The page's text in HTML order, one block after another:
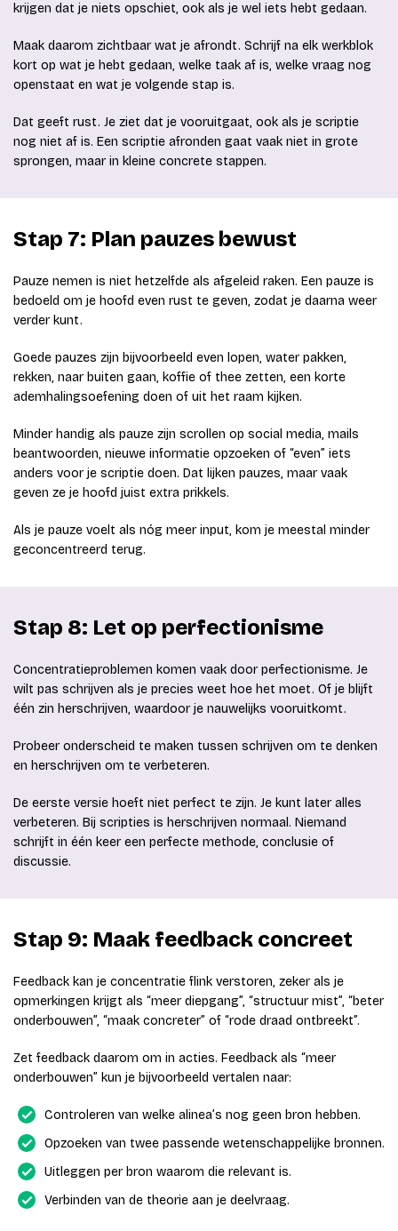
krijgen dat je niets opschiet, ook als je wel iets hebt gedaan.
Maak daarom zichtbaar wat je afrondt. Schrijf na elk werkblok
kort op wat je hebt gedaan, welke taak af is, welke vraag nog
openstaat en wat je volgende stap is.
Dat geeft rust. Je ziet dat je vooruitgaat, ook als je scriptie
nog niet af is. Een scriptie afronden gaat vaak niet in grote
sprongen, maar in kleine concrete stappen.
Stap 7: Plan pauzes bewust
Pauze nemen is niet hetzelfde als afgeleid raken. Een pauze is
bedoeld om je hoofd even rust te geven, zodat je daarna weer
verder kunt.
Goede pauzes zijn bijvoorbeeld even lopen, water pakken,
rekken, naar buiten gaan, koffie of thee zetten, een korte
ademhalingsoefening doen of uit het raam kijken.
Minder handig als pauze zijn scrollen op social media, mails
beantwoorden, nieuwe informatie opzoeken of “even” iets
anders voor je scriptie doen. Dat lijken pauzes, maar vaak
geven ze je hoofd juist extra prikkels.
Als je pauze voelt als nóg meer input, kom je meestal minder
geconcentreerd terug.
Stap 8: Let op perfectionisme
Concentratieproblemen komen vaak door perfectionisme. Je
wilt pas schrijven als je precies weet hoe het moet. Of je blijft
één zin herschrijven, waardoor je nauwelijks vooruitkomt.
Probeer onderscheid te maken tussen schrijven om te denken
en herschrijven om te verbeteren.
De eerste versie hoeft niet perfect te zijn. Je kunt later alles
verbeteren. Bij scripties is herschrijven normaal. Niemand
schrijft in één keer een perfecte methode, conclusie of
discussie.
Stap 9: Maak feedback concreet
Feedback kan je concentratie flink verstoren, zeker als je
opmerkingen krijgt als “meer diepgang”, “structuur mist”, “beter
onderbouwen”, “maak concreter” of “rode draad ontbreekt”.
Zet feedback daarom om in acties. Feedback als “meer
onderbouwen” kun je bijvoorbeeld vertalen naar:
Controleren van welke alinea’s nog geen bron hebben.
Opzoeken van twee passende wetenschappelijke bronnen.
Uitleggen per bron waarom die relevant is.
Verbinden van de theorie aan je deelvraag.